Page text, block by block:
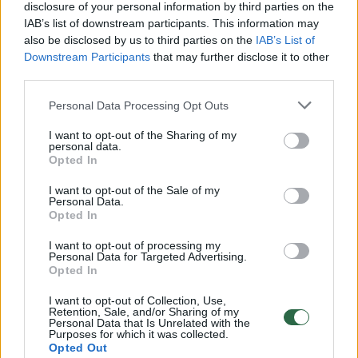
disclosure of your personal information by third parties on the
IAB’s list of downstream participants. This information may
also be disclosed by us to third parties on the IAB’s List of
Downstream Participants that may further disclose it to other
Personal Data Processing Opt Outs
I want to opt-out of the Sharing of my
personal data.
Opted In
I want to opt-out of the Sale of my
Personal Data.
Opted In
I want to opt-out of processing my
Personal Data for Targeted Advertising.
Opted In
I want to opt-out of Collection, Use,
Retention, Sale, and/or Sharing of my
Personal Data that Is Unrelated with the
Purposes for which it was collected.
Opted Out
00:00:30
Vaizdai iš tragiškos avarijos Vilniaus r.: dviejų moterų ir
vaiko gyvybių išgelbėti nepavyko
Žinios | Lietuvos diena
00:00:57
Savaitės vidurys nusimato karštas: temperatūra kils iki
32 laipsnių šilumos
Ukrainos politikoje: jis yra neteisus
Nufilmavo, kaip patvino Vilniaus Vakarinis aplinkkelis: